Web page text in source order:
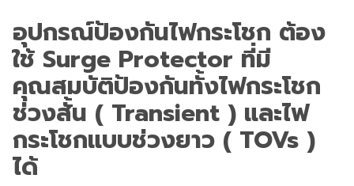
อุปกรณ์ป้องกันไฟกระโชก ต้อง
ใช้ Surge Protector ที่มี
คุณสมบัติป้องกันทั้งไฟกระโชก
ช่วงสั้น ( Transient ) และไฟ
กระโชกแบบช่วงยาว ( TOVs )
ได้